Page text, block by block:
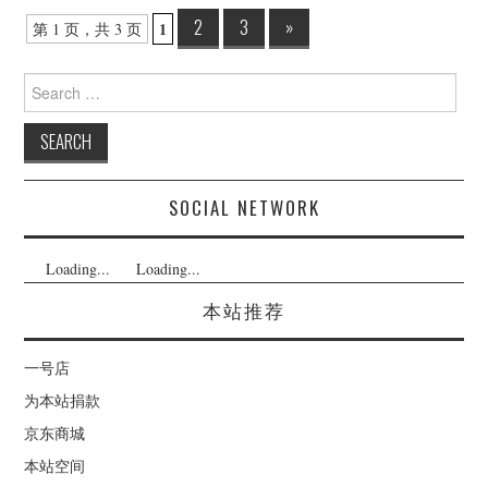
Post
navigation
第 1 页，共 3 页 1 2 3 »
Search
for:
SOCIAL NETWORK
Loading... Loading...
本站推荐
一号店
为本站捐款
京东商城
本站空间